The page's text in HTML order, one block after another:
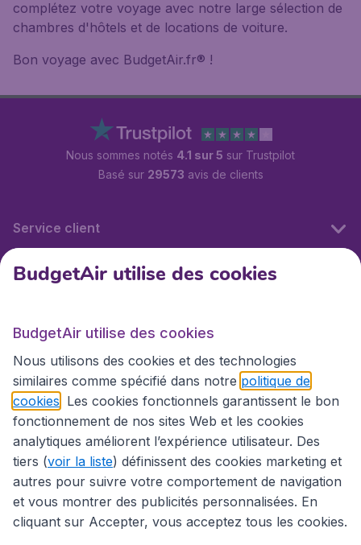
complétez votre voyage avec notre large sélection de
chambres d'hôtels et de locations de voiture.
Bon voyage avec BudgetAir.fr® !
Nous sommes notés 4.1 sur 5 sur Trustpilot
Basé sur 29573 avis de clients
Service client
BudgetAir.fr
Sites internationaux
Déclaration d’accessibilité
Conditions générales
BudgetAir utilise des cookies
BudgetAir utilise des cookies
Nous utilisons des cookies et des technologies
similaires comme spécifié dans notre politique de
cookies . Les cookies fonctionnels garantissent le bon
fonctionnement de nos sites Web et les cookies
analytiques améliorent l’expérience utilisateur. Des
tiers (voir la liste) définissent des cookies marketing et
autres pour suivre votre comportement de navigation
et vous montrer des publicités personnalisées. En
cliquant sur Accepter, vous acceptez tous les cookies.